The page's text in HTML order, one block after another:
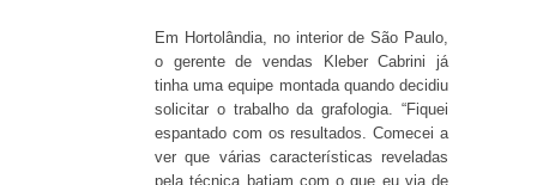
Em Hortolândia, no interior de São Paulo,
o gerente de vendas Kleber Cabrini já
tinha uma equipe montada quando decidiu
solicitar o trabalho da grafologia. “Fiquei
espantado com os resultados. Comecei a
ver que várias características reveladas
pela técnica batiam com o que eu via de